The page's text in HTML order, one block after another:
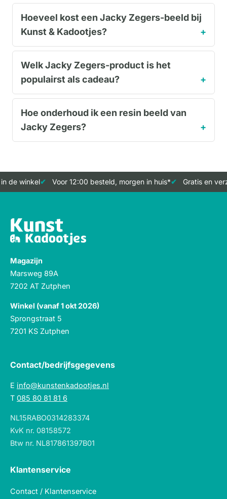
Hoeveel kost een Jacky Zegers-beeld bij
Kunst & Kadootjes?
Welk Jacky Zegers-product is het
populairst als cadeau?
Hoe onderhoud ik een resin beeld van
Jacky Zegers?
winkel Voor 12:00 besteld, morgen in huis* Gratis en
Magazijn
Marsweg 89A
7202 AT Zutphen
Winkel (vanaf 1 okt 2026)
Sprongstraat 5
7201 KS Zutphen
Contact/bedrijfsgegevens
E info@kunstenkadootjes.nl
T 085 80 81 81 6
NL15RABO0314283374
KvK nr. 08158572
Btw nr. NL817861397B01
Klantenservice
Contact / Klantenservice